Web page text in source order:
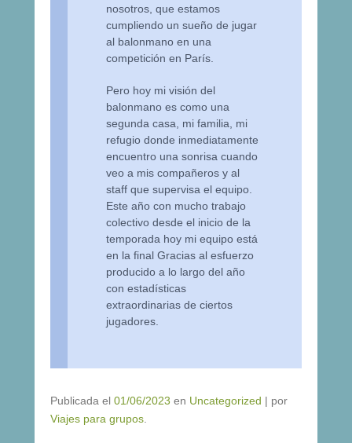
nosotros, que estamos
cumpliendo un sueño de jugar
al balonmano en una
competición en París.
Pero hoy mi visión del
balonmano es como una
segunda casa, mi familia, mi
refugio donde inmediatamente
encuentro una sonrisa cuando
veo a mis compañeros y al
staff que supervisa el equipo.
Este año con mucho trabajo
colectivo desde el inicio de la
temporada hoy mi equipo está
en la final Gracias al esfuerzo
producido a lo largo del año
con estadísticas
extraordinarias de ciertos
jugadores.
Publicada el 01/06/2023 en Uncategorized | por
Viajes para grupos